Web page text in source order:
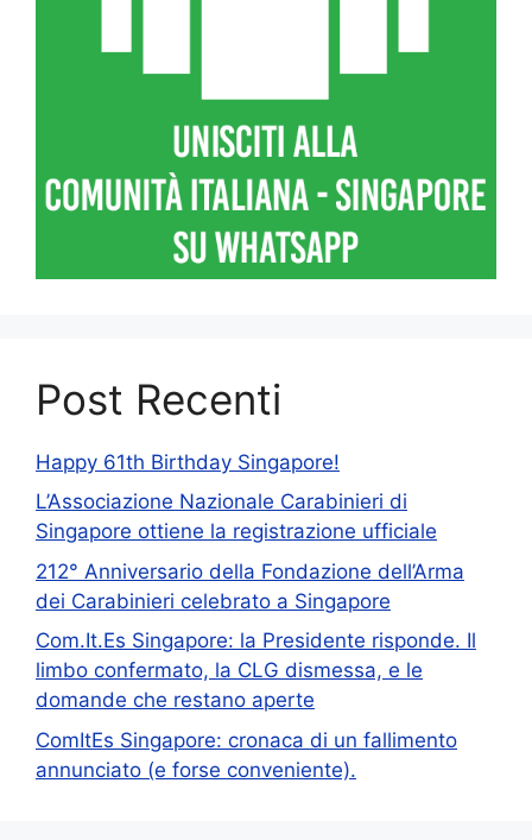
Post Recenti
Happy 61th Birthday Singapore!
L’Associazione Nazionale Carabinieri di
Singapore ottiene la registrazione ufficiale
212° Anniversario della Fondazione dell’Arma
dei Carabinieri celebrato a Singapore
Com.It.Es Singapore: la Presidente risponde. Il
limbo confermato, la CLG dismessa, e le
domande che restano aperte
ComItEs Singapore: cronaca di un fallimento
annunciato (e forse conveniente).